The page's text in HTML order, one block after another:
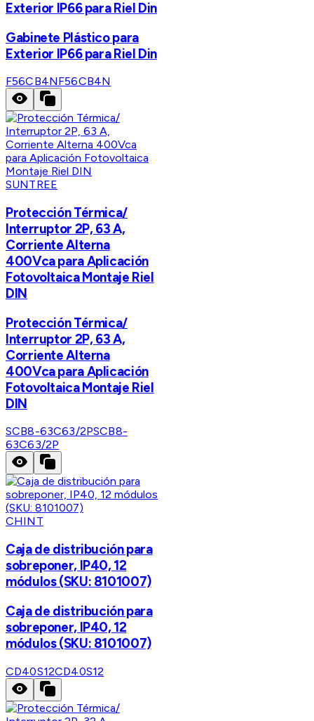
Exterior IP66 para Riel Din
Gabinete Plástico para
Exterior IP66 para Riel Din
F56CB4NF56CB4N
SUNTREE
Protección Térmica/
Interruptor 2P, 63 A,
Corriente Alterna
400Vca para Aplicación
Fotovoltaica Montaje Riel
DIN
Protección Térmica/
Interruptor 2P, 63 A,
Corriente Alterna
400Vca para Aplicación
Fotovoltaica Montaje Riel
DIN
SCB8-63C63/2PSCB8-
63C63/2P
CHINT
Caja de distribución para
sobreponer, IP40, 12
módulos (SKU: 8101007)
Caja de distribución para
sobreponer, IP40, 12
módulos (SKU: 8101007)
CD40S12CD40S12